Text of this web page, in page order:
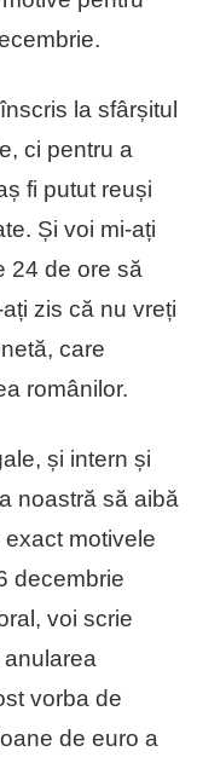
la sfârșitul
ci pentru a
fi putut reuși
Și voi mi-ați
24 de ore să
zis că nu vreți
care
românilor.
și intern și
noastră să aibă
motivele
decembrie
voi scrie
vorba de
de euro a